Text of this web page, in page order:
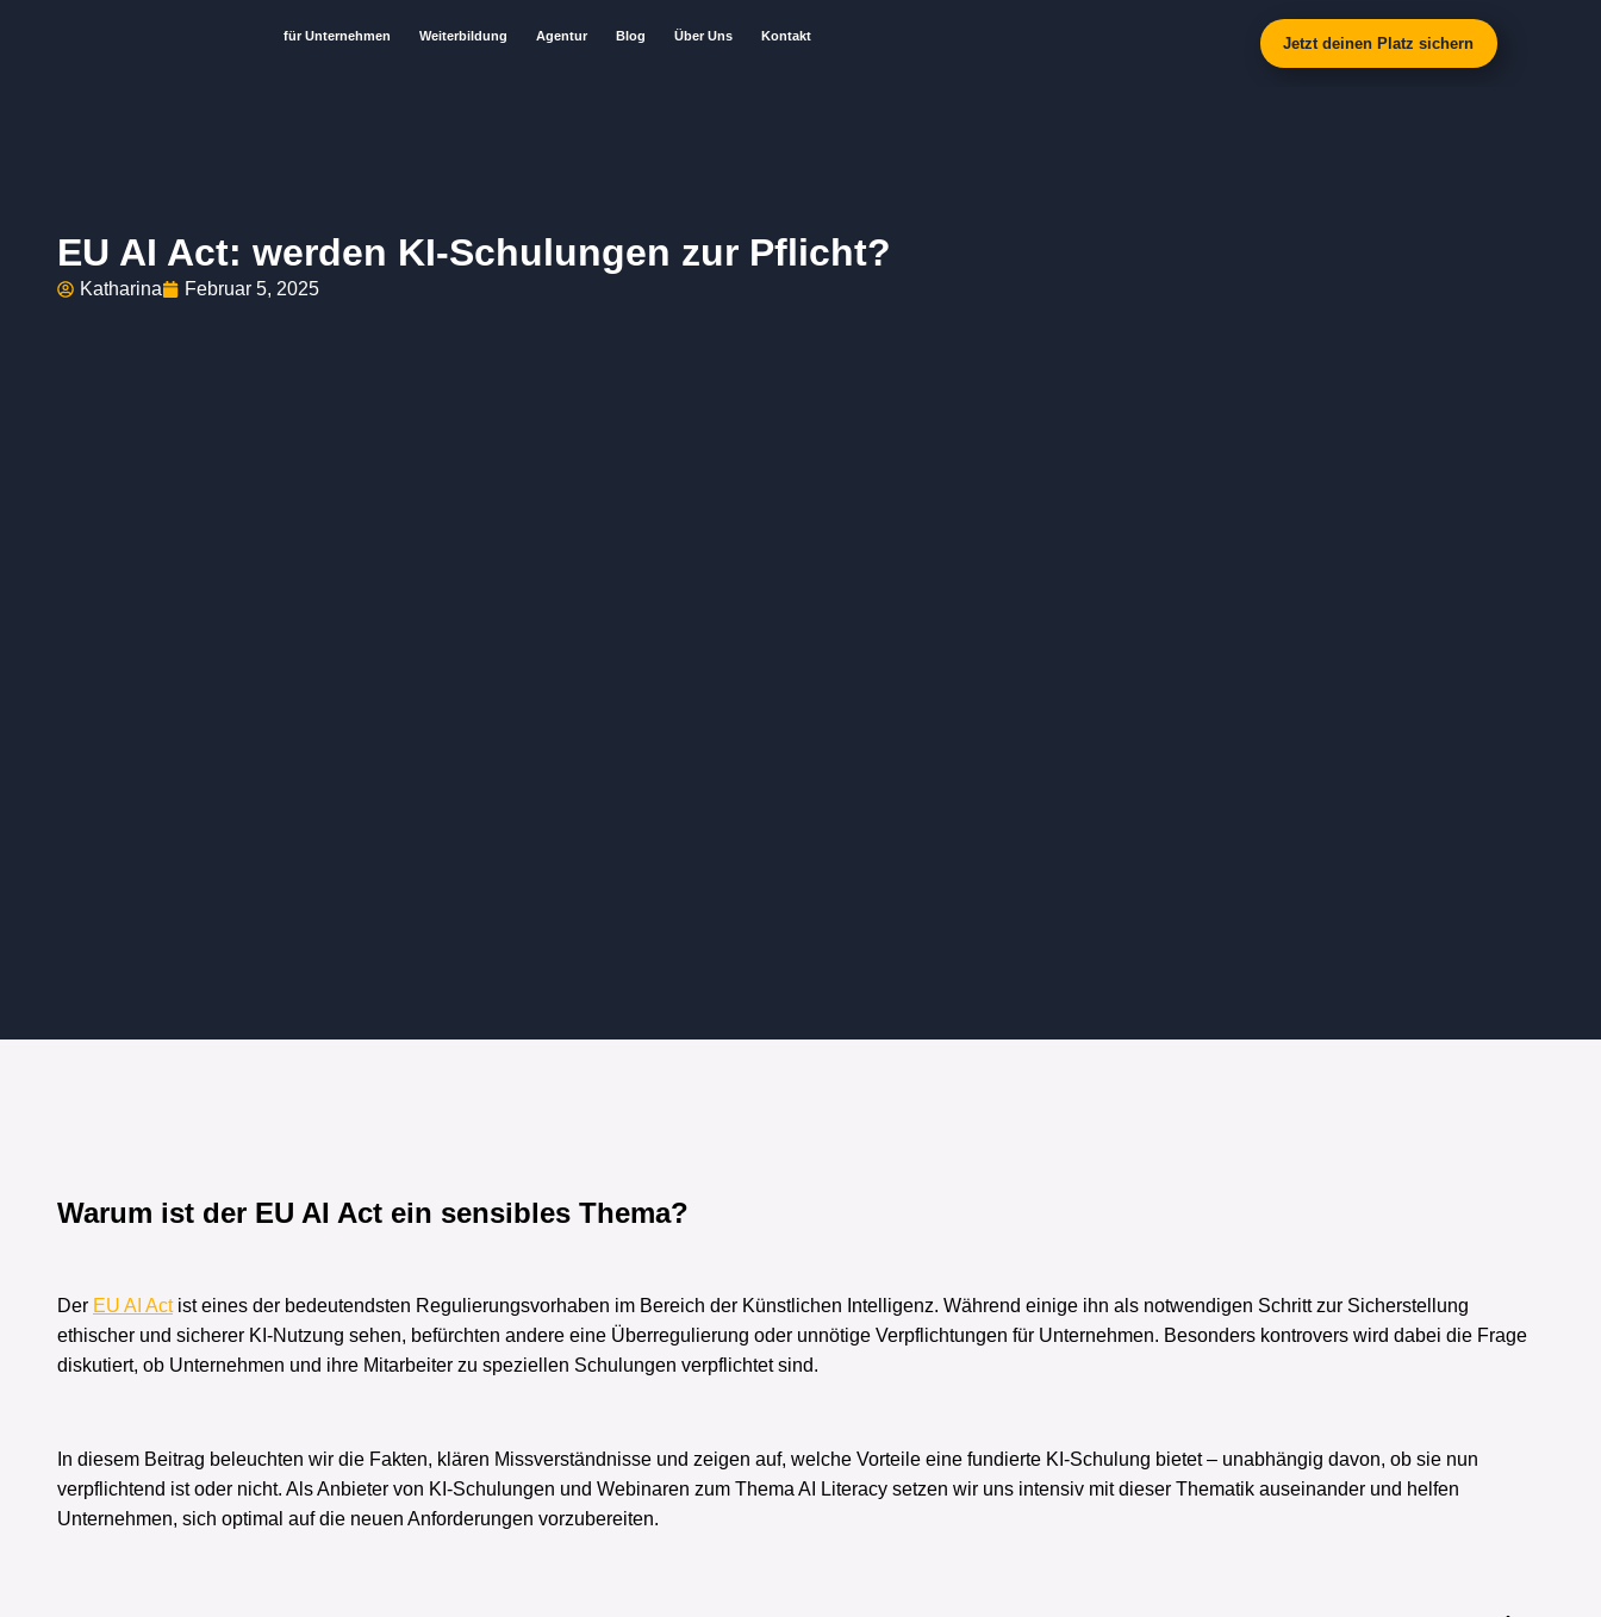
für Unternehmen Weiterbildung Agentur Blog Über Uns Kontakt Jetzt deinen Platz sichern
EU AI Act: werden KI-Schulungen zur Pflicht?
Katharina Februar 5, 2025
Warum ist der EU AI Act ein sensibles Thema?
Der EU AI Act ist eines der bedeutendsten Regulierungsvorhaben im Bereich der Künstlichen Intelligenz. Während einige ihn als notwendigen Schritt zur Sicherstellung
ethischer und sicherer KI-Nutzung sehen, befürchten andere eine Überregulierung oder unnötige Verpflichtungen für Unternehmen. Besonders kontrovers wird dabei die Frage
diskutiert, ob Unternehmen und ihre Mitarbeiter zu speziellen Schulungen verpflichtet sind.
In diesem Beitrag beleuchten wir die Fakten, klären Missverständnisse und zeigen auf, welche Vorteile eine fundierte KI-Schulung bietet – unabhängig davon, ob sie nun
verpflichtend ist oder nicht. Als Anbieter von KI-Schulungen und Webinaren zum Thema AI Literacy setzen wir uns intensiv mit dieser Thematik auseinander und helfen
Unternehmen, sich optimal auf die neuen Anforderungen vorzubereiten.